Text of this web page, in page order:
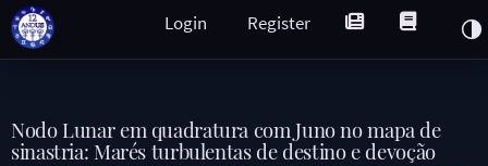
Register
Login
Nodo Lunar em quadratura com Juno no mapa de
sinastria: Marés turbulentas de destino e devoção